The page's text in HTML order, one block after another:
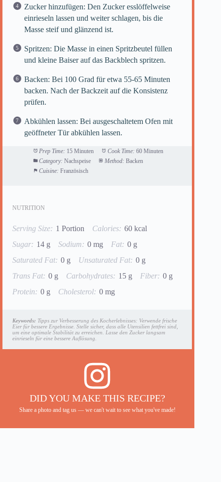
Zucker hinzufügen: Den Zucker esslöffelweise
einrieseln lassen und weiter schlagen, bis die
Masse steif und glänzend ist.
Spritzen: Die Masse in einen Spritzbeutel füllen
und kleine Baiser auf das Backblech spritzen.
Backen: Bei 100 Grad für etwa 55-65 Minuten
backen. Nach der Backzeit auf die Konsistenz
prüfen.
Abkühlen lassen: Bei ausgeschaltetem Ofen mit
geöffneter Tür abkühlen lassen.
Prep Time: 15 Minuten Cook Time: 60 Minuten
Category: Nachspeise Method: Backen
Cuisine: Französisch
NUTRITION
Serving Size: 1 Portion Calories: 60 kcal
Sugar: 14 g Sodium: 0 mg Fat: 0 g
Saturated Fat: 0 g Unsaturated Fat: 0 g
Trans Fat: 0 g Carbohydrates: 15 g Fiber: 0 g
Protein: 0 g Cholesterol: 0 mg
Keywords: Tipps zur Verbesserung des Kocherlebnisses: Verwende frische
Eier für bessere Ergebnisse. Stelle sicher, dass alle Utensilien fettfrei sind,
um eine optimale Stabilität zu erreichen. Lasse den Zucker langsam
einrieseln für eine bessere Auflösung.
DID YOU MAKE THIS RECIPE?
Share a photo and tag us — we can't wait to see what you've made!